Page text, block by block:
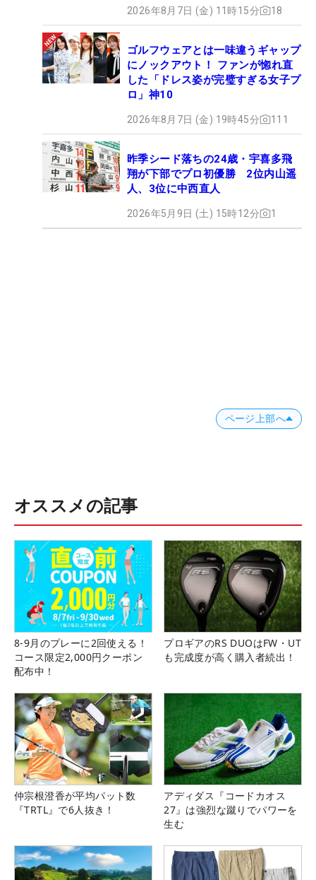
2026年8月7日 (金) 11時15分 18
ゴルフウェアとは一味違うギャップ
にノックアウト！ ファンが惚れ直
した「ドレス姿が完璧すぎる女子プ
ロ」神10
2026年8月7日 (金) 19時45分 111
昨季シード落ちの24歳・宇喜多飛
翔が下部でプロ初優勝 2位内山遥
人、3位に中西直人
2026年5月9日 (土) 15時12分 1
ページ上部へ
オススメの記事
8-9月のプレーに2回使える！
コース限定2,000円クーポン
配布中！
プロギアのRS DUOはFW・UT
も完成度が高く購入者続出！
仲宗根澄香が平均パット数
『TRTL』で6人抜き！
アディダス『コードカオス
27』は強烈な蹴りでパワーを
生む